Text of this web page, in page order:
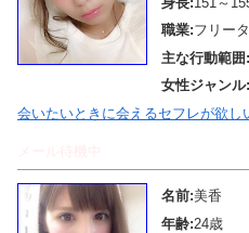
職業:フリー
主な行動範囲:
女性ジャンル:
会いたいときに会えるセフレが欲し
名前:美香
年齢:24歳